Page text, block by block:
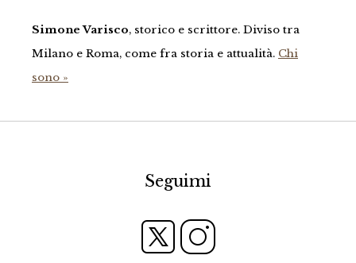
Simone Varisco, storico e scrittore. Diviso tra
Milano e Roma, come fra storia e attualità. Chi
sono »
Seguimi